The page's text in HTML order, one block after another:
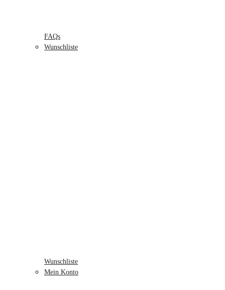
FAQs
Wunschliste
Wunschliste
Mein Konto